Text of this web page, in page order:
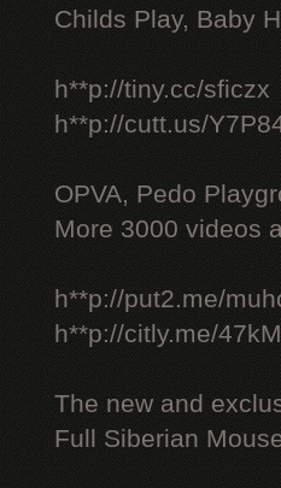
Childs Play, Baby
h**p://tiny.cc/sficzx
h**p://cutt.us/
OPVA, Pedo
More 3000 videos
h**p://put2.me/
h**p://citly.me/
The new and
Full Siberian